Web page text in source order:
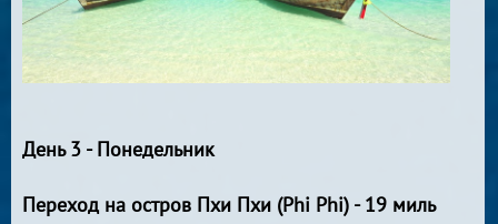
День 3 - Понедельник
Переход на остров Пхи Пхи (Phi Phi) - 19 миль